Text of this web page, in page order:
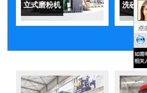
立式磨粉机 洗砂机